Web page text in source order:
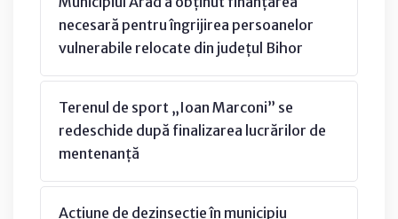
necesară pentru îngrijirea persoanelor
vulnerabile relocate din județul Bihor
Terenul de sport „Ioan Marconi” se
redeschide după finalizarea lucrărilor de
mentenanță
Acțiune de dezinsecție în municipiu